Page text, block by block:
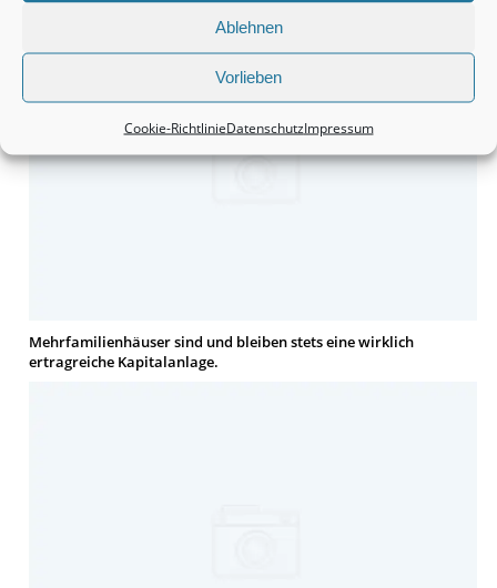
Ablehnen
Vorlieben
Cookie-RichtlinieDatenschutzImpressum
Mehrfamilienhäuser sind und bleiben stets eine wirklich
ertragreiche Kapitalanlage.